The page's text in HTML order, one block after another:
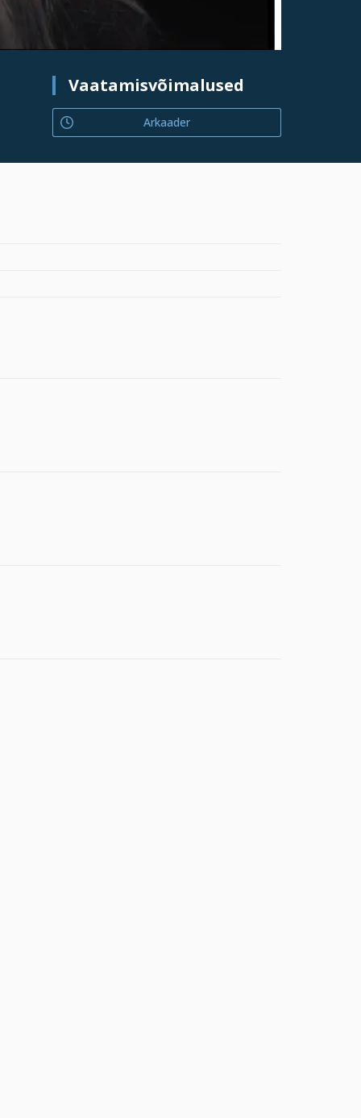
Vaatamisvõimalused
Arkaader